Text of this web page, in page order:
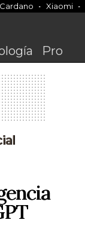
Cardano Xiaomi
Pro